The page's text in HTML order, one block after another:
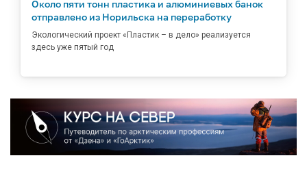
Около пяти тонн пластика и алюминиевых банок
отправлено из Норильска на переработку
Экологический проект «Пластик – в дело» реализуется
здесь уже пятый год